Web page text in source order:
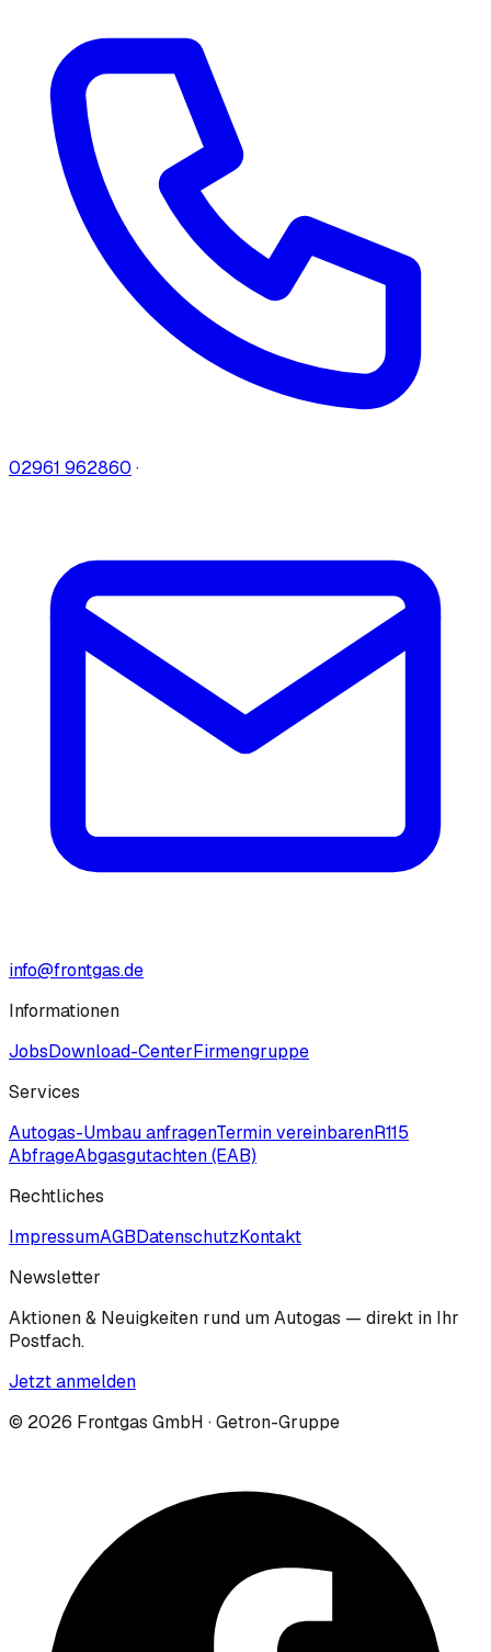
02961 962860 ·
info@frontgas.de
Informationen
JobsDownload-CenterFirmengruppe
Services
Autogas-Umbau anfragenTermin vereinbarenR115
AbfrageAbgasgutachten (EAB)
Rechtliches
ImpressumAGBDatenschutzKontakt
Newsletter
Aktionen & Neuigkeiten rund um Autogas — direkt in Ihr
Postfach.
Jetzt anmelden
© 2026 Frontgas GmbH · Getron-Gruppe